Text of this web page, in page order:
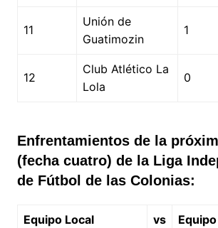
11
Unión de
Guatimozin
1
12
Club Atlético La
Lola
0
Enfrentamientos de la
(fecha cuatro) de la Liga
de Fútbol de las Colonias:
Equipo Local vs